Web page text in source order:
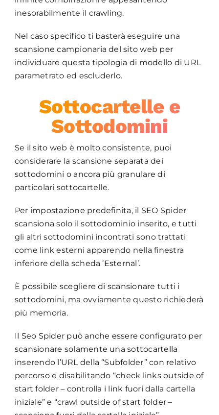
inesorabilmente il crawling.
Nel caso specifico ti basterà eseguire una
scansione campionaria del sito web per
individuare questa tipologia di modello di URL
parametrato ed escluderlo.
Sottocartelle e
Sottodomini
Se il sito web è molto consistente, puoi
considerare la scansione separata dei
sottodomini o ancora più granulare di
particolari sottocartelle.
Per impostazione predefinita, il SEO Spider
scansiona solo il sottodominio inserito, e tutti
gli altri sottodomini incontrati sono trattati
come link esterni apparendo nella finestra
inferiore della scheda ‘Esternal’.
È possibile scegliere di scansionare tutti i
sottodomini, ma ovviamente questo richiederà
più memoria.
Il Seo Spider può anche essere configurato per
scansionare solamente una sottocartella
inserendo l’URL della “Subfolder” con relativo
percorso e disabilitando “check links outside of
start folder – controlla i link fuori dalla cartella
iniziale” e “crawl outside of start folder –